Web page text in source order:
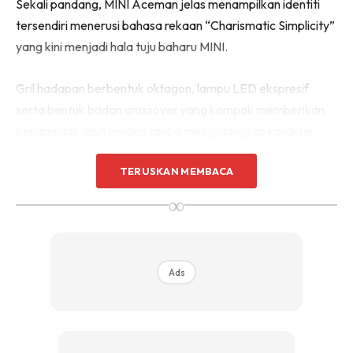
Sekali pandang, MINI Aceman jelas menampilkan identiti
tersendiri menerusi bahasa rekaan “Charismatic Simplicity”
yang kini menjadi hala tuju baharu MINI.
Gril hadapan berbentuk oktagon, lampu LED ekspresif
TERUSKAN MEMBACA
∞
Ads